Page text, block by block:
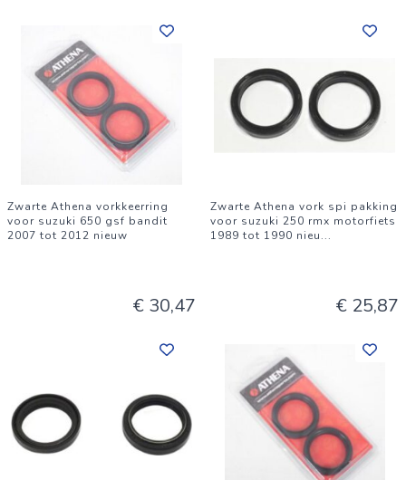
Zwarte Athena vorkkeerring
voor suzuki 650 gsf bandit
2007 tot 2012 nieuw
€ 30,47
Zwarte Athena vork spi pakking
voor suzuki 250 rmx motorfiets
1989 tot 1990 nieu...
€ 25,87